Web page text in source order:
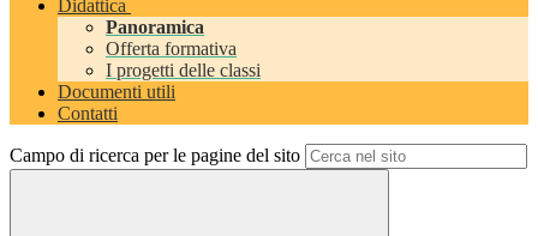
Didattica
Panoramica
Offerta formativa
I progetti delle classi
Documenti utili
Contatti
Campo di ricerca per le pagine del sito